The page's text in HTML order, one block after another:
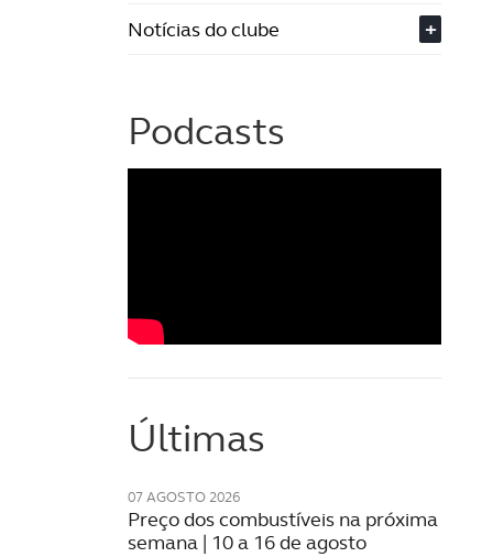
Notícias do clube
+
Podcasts
Últimas
07 AGOSTO 2026
Preço dos combustíveis na próxima
semana | 10 a 16 de agosto